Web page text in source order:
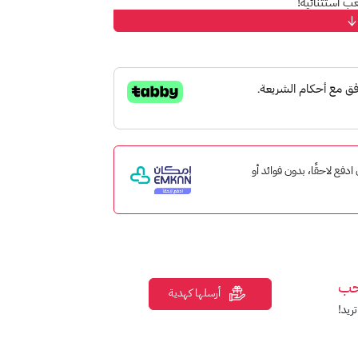
على متجر بلايستيشن. تأتي البطاقات بفئات
به من محتوى رقمي على المتجر.
ألعابًا حصرية أو ألعابًا مشهورة.
وحزمات الأسلحة، والمزيد.
وعب مجاني للألعاب، وإمكانية اللعب عبر
ادفع لاحقًا، بدون فوائد أو
أرسلها كهدية